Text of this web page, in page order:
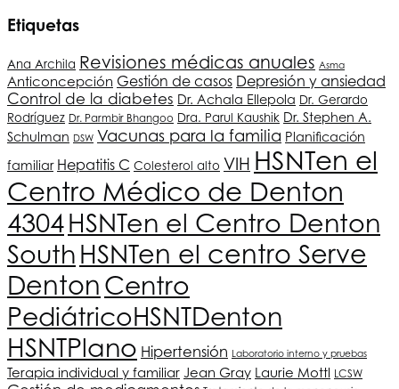
Etiquetas
Ana Archila Revisiones médicas anuales Asma
Anticoncepción Gestión de casos Depresión y ansiedad
Control de la diabetes Dr. Achala Ellepola Dr. Gerardo
Rodríguez Dr. Parmbir Bhangoo Dra. Parul Kaushik Dr. Stephen A.
Schulman DSW Vacunas para la familia Planificación
familiar Hepatitis C Colesterol alto VIH HSNTen el
Centro Médico de Denton
4304HSNTen el Centro Denton
South HSNTen el centro Serve
Denton Centro
PediátricoHSNTDenton
HSNTPlano Hipertensión Laboratorio interno y pruebas
Terapia individual y familiar Jean Gray Laurie Mottl LCSW